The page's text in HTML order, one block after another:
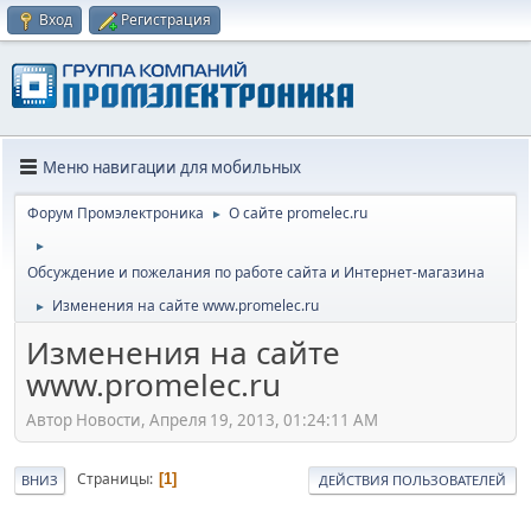
Вход Регистрация
Меню навигации для мобильных
Форум Промэлектроника ► О сайте promelec.ru
►
Обсуждение и пожелания по работе сайта и Интернет-магазина
► Изменения на сайте www.promelec.ru
Изменения на сайте
www.promelec.ru
Автор Новости, Апреля 19, 2013, 01:24:11 AM
ВНИЗ Страницы 1 ДЕЙСТВИЯ ПОЛЬЗОВАТЕЛЕЙ